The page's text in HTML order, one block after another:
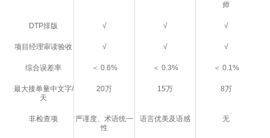
师
DTP排版 √ √ √
项目经理审读验收 √ √ √
综合误差率 ＜ 0.6% ＜ 0.3% ＜ 0.1%
最大接单量中文字/
天
20万 15万 8万
非检查项
严谨度、术语统一
性
语言优美及语感 无